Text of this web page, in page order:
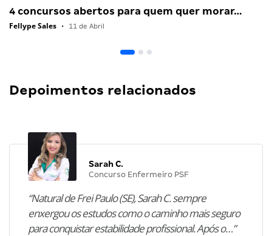
4 concursos abertos para quem quer morar…
Fellype Sales • 11 de Abril
Depoimentos relacionados
Sarah C.
Concurso Enfermeiro PSF
“Natural de Frei Paulo (SE), Sarah C. sempre
enxergou os estudos como o caminho mais seguro
para conquistar estabilidade profissional. Após o…”